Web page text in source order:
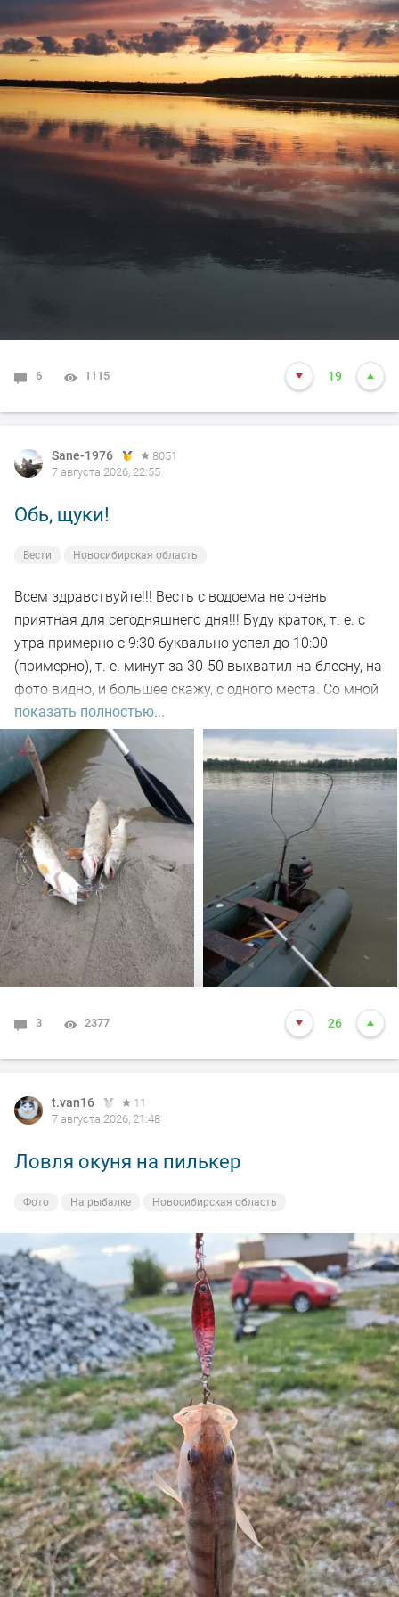
6 1115 19
Sane-1976
8051
7 августа 2026, 22:55
Обь, щуки!
Вести Новосибирская область
Всем здравствуйте!!! Весть с водоема не очень
приятная для сегодняшнего дня!!! Буду краток, т. е. с
утра примерно с 9:30 буквально успел до 10:00
(примерно), т. е. минут за 30-50 выхватил на блесну, на
фото видно, и большее скажу, с одного места. Со мной
был рыбак, который рыбачил с берега, т. е. я его увез
на остров на белую рыбу, а сам дальше, как обычно, по
корягам. Уже много написал)))). Так вот, сегодня
долбил до вечера выхода не как от слова совсем!!! Но
произошло не которое событие. Я предупредил деда
т.е собирайся домой, а сам от него 100м. И в отвес
между бревен я опустил блесну и понятно толи зацеп,
толи рыба, да оказалось опять дур махина, но я думаю
14-15 это точно. Так вот она меня помучила и я ее в
подсак, сильно ударила и в сплеск. Как так получилось
что в подсаке осталась одна блесна. Ну и как всегда
вам нхнч!!!
показать полностью...
3 2377 26
t.van16
11
7 августа 2026, 21:48
Ловля окуня на пилькер
Фото На рыбалке Новосибирская область